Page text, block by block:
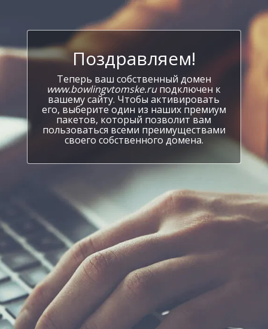
Поздравляем!
Теперь ваш собственный домен
www.bowlingvtomske.ruподключен к
вашему сайту. Чтобы активировать
его, выберите один из наших премиум
пакетов, который позволит вам
пользоваться всеми преимуществами
своего собственного домена.